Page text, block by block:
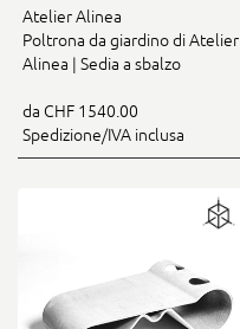
Atelier Alinea
Poltrona da giardino di Atelier
Alinea | Sedia a sbalzo
da CHF 1540.00
Spedizione/IVA inclusa